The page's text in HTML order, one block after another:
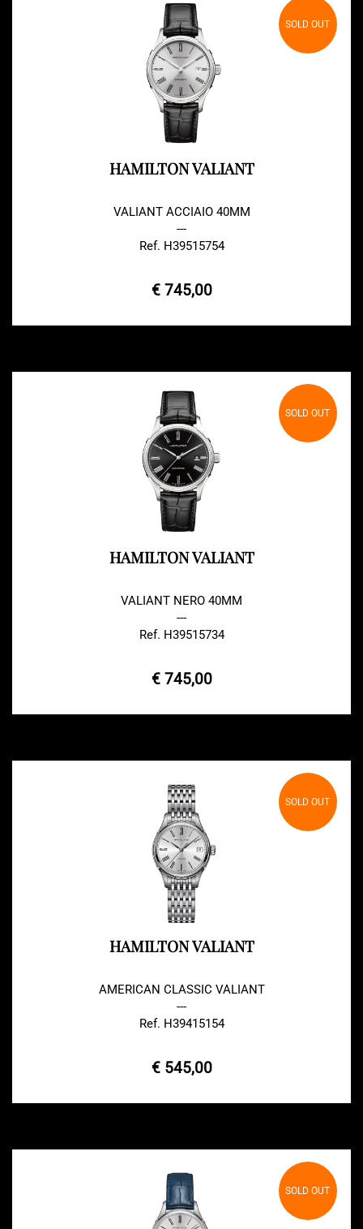
SOLD OUT
HAMILTON VALIANT
VALIANT ACCIAIO 40MM
---
Ref. H39515754
€ 745,00
SOLD OUT
HAMILTON VALIANT
VALIANT NERO 40MM
---
Ref. H39515734
€ 745,00
SOLD OUT
HAMILTON VALIANT
AMERICAN CLASSIC VALIANT
---
Ref. H39415154
€ 545,00
SOLD OUT